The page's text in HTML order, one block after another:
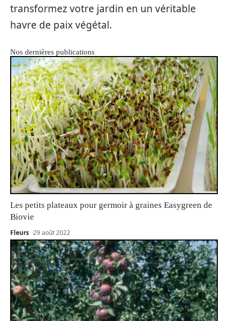
transformez votre jardin en un véritable
havre de paix végétal.
Nos dernières publications
Les petits plateaux pour germoir à graines Easygreen de
Biovie
Fleurs 29 août 2022